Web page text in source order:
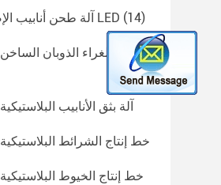
آلة طحن أنابيب الإضاءة LED (14)
EVA آلة عصا الغراء الذوبان الساخن
آلة بثق الأنابيب البلاستيكية
خط إنتاج الشرائط البلاستيكية
خط إنتاج الخيوط البلاستيكية